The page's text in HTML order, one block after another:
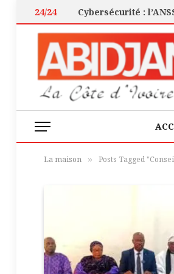
24/24
La maison » Posts Tagged